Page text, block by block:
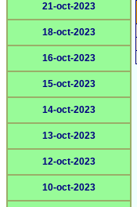
21-oct-2023
18-oct-2023
16-oct-2023
15-oct-2023
14-oct-2023
13-oct-2023
12-oct-2023
10-oct-2023